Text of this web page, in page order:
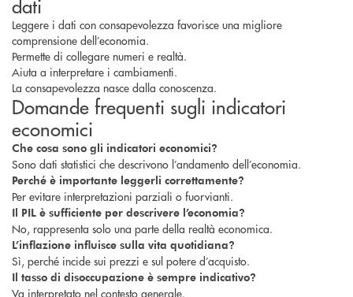
dati
Leggere i dati con consapevolezza favorisce una migliore
comprensione dell’economia.
Permette di collegare numeri e realtà.
Aiuta a interpretare i cambiamenti.
La consapevolezza nasce dalla conoscenza.
Domande frequenti sugli indicatori
economici
Che cosa sono gli indicatori economici?
Sono dati statistici che descrivono l’andamento dell’economia.
Perché è importante leggerli correttamente?
Per evitare interpretazioni parziali o fuorvianti.
Il PIL è sufficiente per descrivere l’economia?
No, rappresenta solo una parte della realtà economica.
L’inflazione influisce sulla vita quotidiana?
Sì, perché incide sui prezzi e sul potere d’acquisto.
Il tasso di disoccupazione è sempre indicativo?
Va interpretato nel contesto generale.